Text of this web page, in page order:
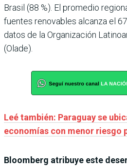
Brasil (88 %). El promedio
fuentes renovables alcanza el
datos de la Organización
(Olade).
Leé también: Paraguay se
economías con menor riesgo
Bloomberg atribuye este